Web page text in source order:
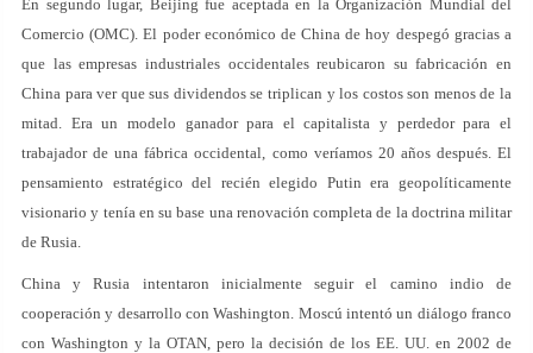
En segundo lugar, Beijing fue aceptada en la Organización Mundial del
Comercio (OMC). El poder económico de China de hoy despegó gracias a
que las empresas industriales occidentales reubicaron su fabricación en
China para ver que sus dividendos se triplican y los costos son menos de la
mitad. Era un modelo ganador para el capitalista y perdedor para el
trabajador de una fábrica occidental, como veríamos 20 años después. El
pensamiento estratégico del recién elegido Putin era geopolíticamente
visionario y tenía en su base una renovación completa de la doctrina militar
de Rusia.
China y Rusia intentaron inicialmente seguir el camino indio de
cooperación y desarrollo con Washington. Moscú intentó un diálogo franco
con Washington y la OTAN, pero la decisión de los EE. UU. en 2002 de